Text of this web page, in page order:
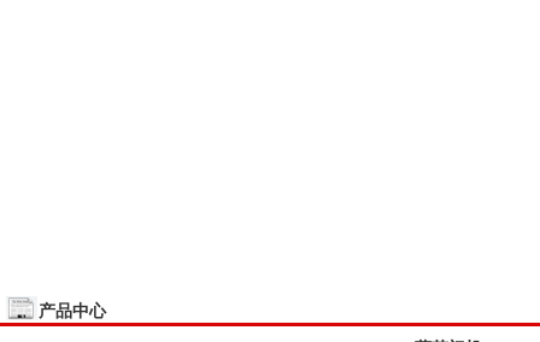
产品中心